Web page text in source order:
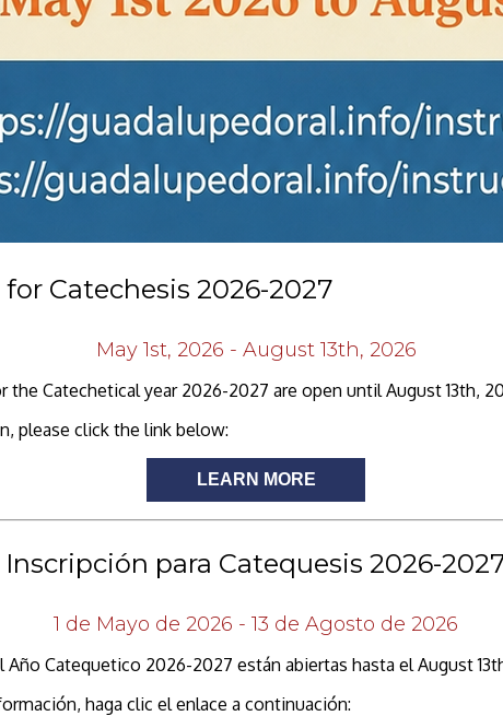
Catechesis 2026-2027
May 1st, 2026 - August 13th, 2026
the Catechetical year 2026-2027 are open until August 13th,
please click the link below:
LEARN MORE
Inscripción para Catequesis 2026-
1 de Mayo de 2026 - 13 de Agosto de 2026
Año Catequetico 2026-2027 están abiertas hasta el August
haga clic el enlace a continuación: